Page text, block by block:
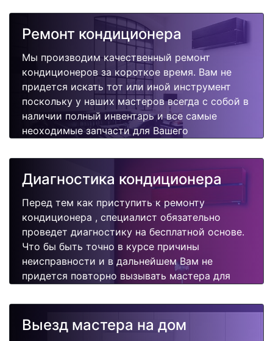
Ремонт кондиционера
Мы производим качественный ремонт
кондиционеров за короткое время. Вам не
придется искать тот или иной инструмент
поскольку у наших мастеров всегда с собой в
наличии полный инвентарь и все самые
неоходимые запчасти для Вашего
качественно и недорого.
Диагностика кондиционера
Перед тем как приступить к ремонту
кондиционера , специалист обязательно
проведет диагностику на бесплатной основе.
Что бы быть точно в курсе причины
неисправности и в дальнейшем Вам не
придется повторно вызывать мастера для
Выезд мастера на дом